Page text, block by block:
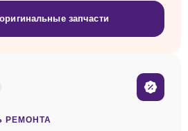
запчасти
РЕМОНТА